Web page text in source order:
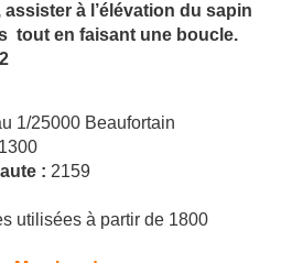
à l’élévation du sapin
tout en faisant une boucle.
1/25000 Beaufortain
1300
: 2159
utilisées à partir de 1800